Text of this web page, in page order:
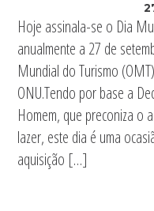
Hoje assinala-se o Dia
anualmente a 27 de
Mundial do Turismo
ONU.Tendo por base a
Homem, que preconiza o
lazer, este dia é uma
aquisição […]